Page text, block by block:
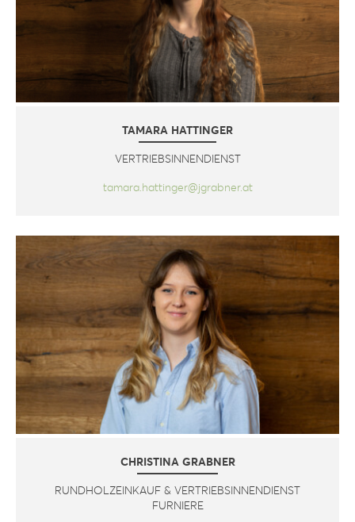
TAMARA HATTINGER
VERTRIEBSINNENDIENST
tamara.hattinger@jgrabner.at
CHRISTINA GRABNER
RUNDHOLZEINKAUF & VERTRIEBSINNENDIENST
FURNIERE